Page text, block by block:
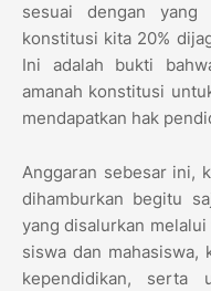
sesuai dengan yang
konstitusi kita 20%
Ini adalah bukti
amanah konstitusi
mendapatkan hak
Anggaran sebesar ini,
dihamburkan begitu
yang disalurkan
siswa dan mahasiswa,
kependidikan, serta